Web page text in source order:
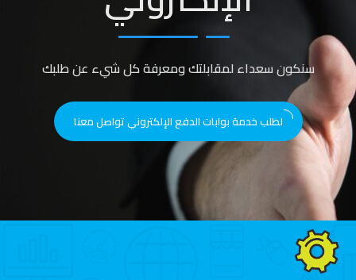
سنكون سعداء لمقابلتك ومعرفة كل شيء عن طلبك
لطلب خدمة بوابات الدفع الإلكتروني تواصل معنا